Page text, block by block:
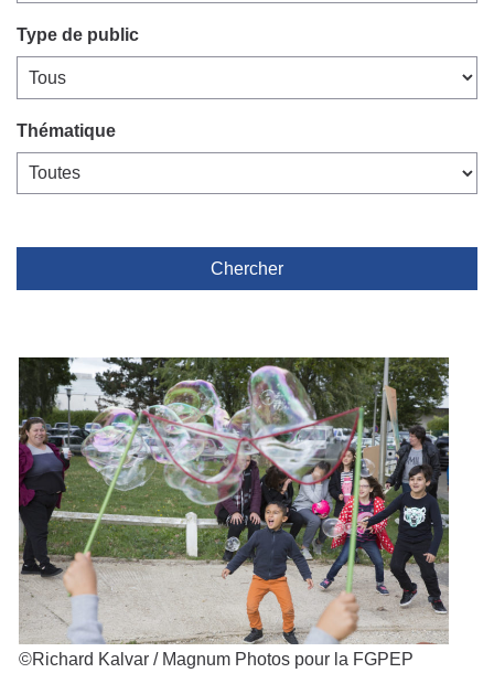
Type de public
Thématique
Chercher
©Richard Kalvar / Magnum Photos pour la FGPEP